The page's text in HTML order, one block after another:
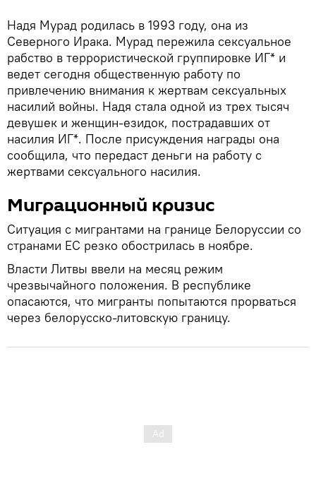
Надя Мурад родилась в 1993 году, она из
Северного Ирака. Мурад пережила сексуальное
рабство в террористической группировке ИГ* и
ведет сегодня общественную работу по
привлечению внимания к жертвам сексуальных
насилий войны. Надя стала одной из трех тысяч
девушек и женщин-езидок, пострадавших от
насилия ИГ*. После присуждения награды она
сообщила, что передаст деньги на работу с
жертвами сексуального насилия.
Миграционный кризис
Ситуация с мигрантами на границе Белоруссии со
странами ЕС резко обострилась в ноябре.
Власти Литвы ввели на месяц режим
чрезвычайного положения. В республике
опасаются, что мигранты попытаются прорваться
через белорусско-литовскую границу.